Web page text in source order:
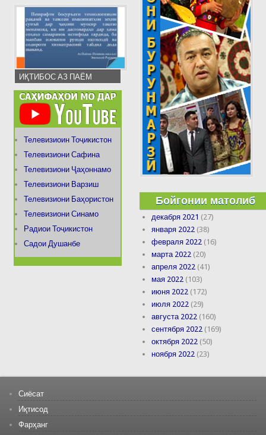
ИҚТИБОС АЗ ПАЁМ
Телевизиоин Тоҷикистон
Телевизиони Сафина
Телевизиони Ҷаҳоннамо
Телевизиони Варзиш
Телевизиони Баҳористон
Телевизиони Синамо
Радиои Тоҷикистон
Садои Душанбе
Бойгонии матолиб
декабря 2021 (27)
января 2022 (38)
февраля 2022 (16)
марта 2022 (20)
апреля 2022 (41)
мая 2022 (103)
июня 2022 (172)
июля 2022 (29)
августа 2022 (160)
сентября 2022 (169)
октября 2022 (50)
ноября 2022 (23)
Сиёсат
Иқтисод
Фарҳанг